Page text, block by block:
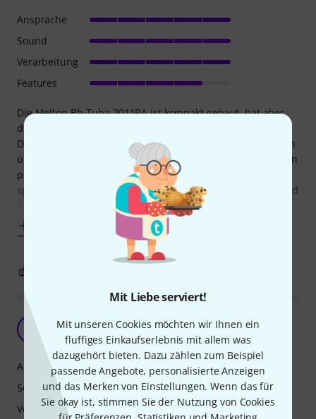
Mit Liebe serviert!
Mit unseren Cookies möchten wir Ihnen ein
fluffiges Einkaufserlebnis mit allem was
dazugehört bieten. Dazu zählen zum Beispiel
passende Angebote, personalisierte Anzeigen
und das Merken von Einstellungen. Wenn das für
Sie okay ist, stimmen Sie der Nutzung von Cookies
Die Melton Bb-Tuba 2011RA ist kompakt gebaut, hat aber
den Sound eines größeren Instumentes.
Die Kollegen im Blasorchester und im Brass-Quintett waren
überrascht von der Ausdrucksstärke der Töne. Vom feinsten
pp bis zum stärksten fff ist alles möglich und präzise
spielbar. Die Tonfülle ist in allen Bereichen überragend und
die Ansprache ist leicht und genau. Auch
Ansprache
Sound
Verarbeitung
Features
Die (fast) perfekte B-Tuba
drjal67 22.02.2024
Ansprache
Sound
Verarbeitung